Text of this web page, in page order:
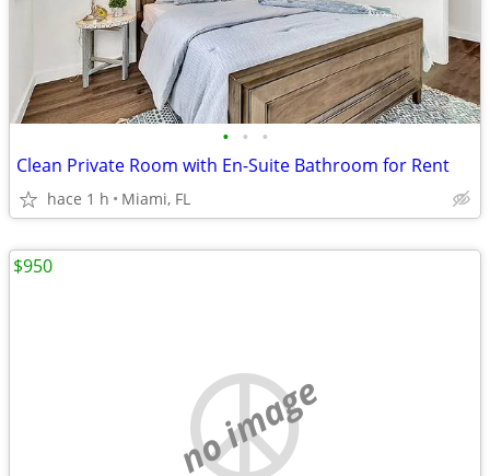
• • •
Clean Private Room with En-Suite Bathroom for Rent
hace 1 h Miami, FL
no image
$950